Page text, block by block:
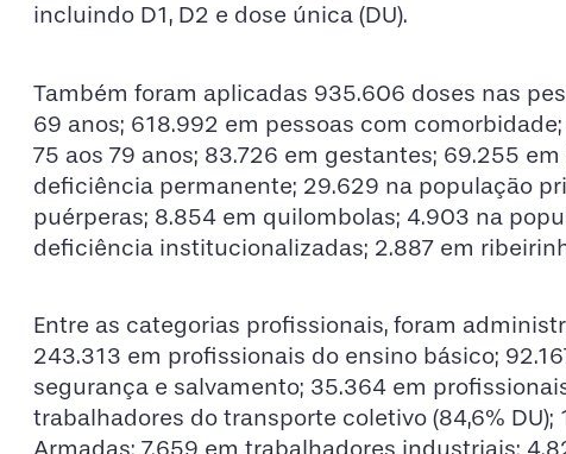
incluindo D1, D2 e dose única (DU).
Também foram aplicadas 935.606 doses nas
69 anos; 618.992 em pessoas com
75 aos 79 anos; 83.726 em gestantes; 69.255
deficiência permanente; 29.629 na população
puérperas; 8.854 em quilombolas; 4.903 na
deficiência institucionalizadas; 2.887 em
Entre as categorias profissionais, foram
243.313 em profissionais do ensino básico;
segurança e salvamento; 35.364 em
trabalhadores do transporte coletivo (84,6%